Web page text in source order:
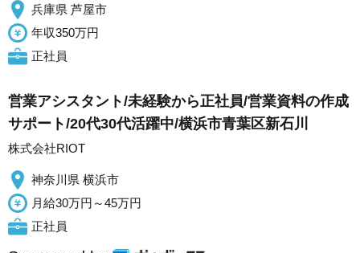
兵庫県 芦屋市
年収350万円
正社員
営業アシスタント/未経験から正社員/営業資料の作成
サポート/20代30代活躍中/横浜市青葉区新石川
株式会社RIOT
神奈川県 横浜市
月給30万円～45万円
正社員